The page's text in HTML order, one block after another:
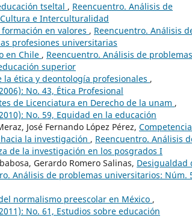
tseltal , Reencuentro. Análisis de
e Interculturalidad
en valores , Reencuentro. Análisis
profesiones universitarias
en Chile , Reencuentro. Análisis de problemas
superior
la ética y deontología profesionales ,
No. 43, Ética Profesional
de Licenciatura en Derecho de la unam ,
No. 59, Equidad en la educación
José Fernando López Pérez,
la investigación , Reencuentro. Análisis
de la investigación en los posgrados I
Gerardo Romero Salinas, Desigualdad
Análisis de problemas universitarios: Núm.
normalismo preescolar en México ,
No. 61, Estudios sobre educación